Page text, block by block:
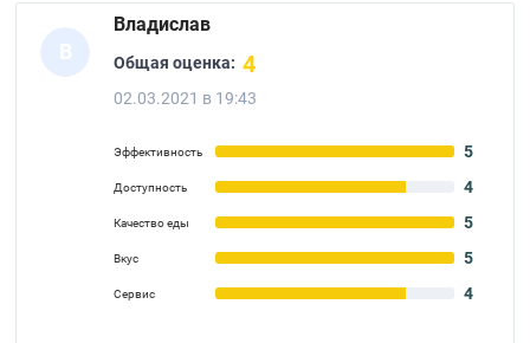
В
Владислав
Общая оценка: 4
02.03.2021 в 19:43
Эффективность 5
Доступность 4
Качество еды 5
Вкус 5
Сервис 4